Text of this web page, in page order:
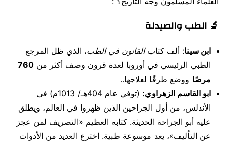
🔬 الطب والصيدلة
ابن سينا: ألف كتابالقانون في الطب، الذي ظل المرجع
الطبي الرئيسي في أوروبا لعدة قرون وصف أكثر من 760
مرضًا ووضع طرقًا لعلاجها..
ابو القاسم الزهراوي:
(توفي عام 404هـ/ 1013م) في
الأندلس، من أول الجراحين الذين ظهروا في العالم، ويطلق
عليه أبو الجراحة الحديثة. كتابه العظيم «التصريف لمن عجز
عن التأليف»، يعد موسوعة طبية. اخترع العديد من الأدوات